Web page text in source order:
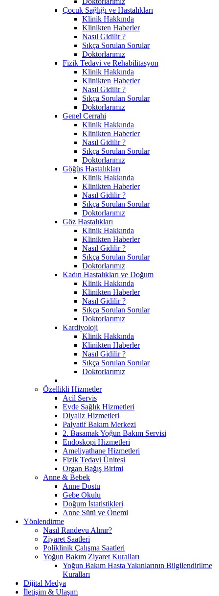
Çocuk Sağlığı ve Hastalıkları
Klinik Hakkında
Klinikten Haberler
Nasıl Gidilir ?
Sıkça Sorulan Sorular
Doktorlarımız
Fizik Tedavi ve Rehabilitasyon
Klinik Hakkında
Klinikten Haberler
Nasıl Gidilir ?
Sıkça Sorulan Sorular
Doktorlarımız
Genel Cerrahi
Klinik Hakkında
Klinikten Haberler
Nasıl Gidilir ?
Sıkça Sorulan Sorular
Doktorlarımız
Göğüs Hastalıkları
Klinik Hakkında
Klinikten Haberler
Nasıl Gidilir ?
Sıkça Sorulan Sorular
Doktorlarımız
Göz Hastalıkları
Klinik Hakkında
Klinikten Haberler
Nasıl Gidilir ?
Sıkça Sorulan Sorular
Doktorlarımız
Kadın Hastalıkları ve Doğum
Klinik Hakkında
Klinikten Haberler
Nasıl Gidilir ?
Sıkça Sorulan Sorular
Doktorlarımız
Kardiyoloji
Klinik Hakkında
Klinikten Haberler
Nasıl Gidilir ?
Sıkça Sorulan Sorular
Doktorlarımız
Özellikli Hizmetler
Acil Servis
Evde Sağlık Hizmetleri
Diyaliz Hizmetleri
Palyatif Bakım Merkezi
2. Basamak Yoğun Bakım Servisi
Endoskopi Hizmetleri
Ameliyathane Hizmetleri
Fizik Tedavi Ünitesi
Organ Bağış Birimi
Anne & Bebek
Anne Dostu
Gebe Okulu
Doğum İstatistikleri
Anne Sütü ve Önemi
Yönlendirme
Nasıl Randevu Alınır?
Ziyaret Saatleri
Poliklinik Çalışma Saatleri
Yoğun Bakım Ziyaret Kuralları
Yoğun Bakım Hasta Yakınlarının Bilgilendirilme
Kuralları
Dijital Medya
İletişim & Ulaşım